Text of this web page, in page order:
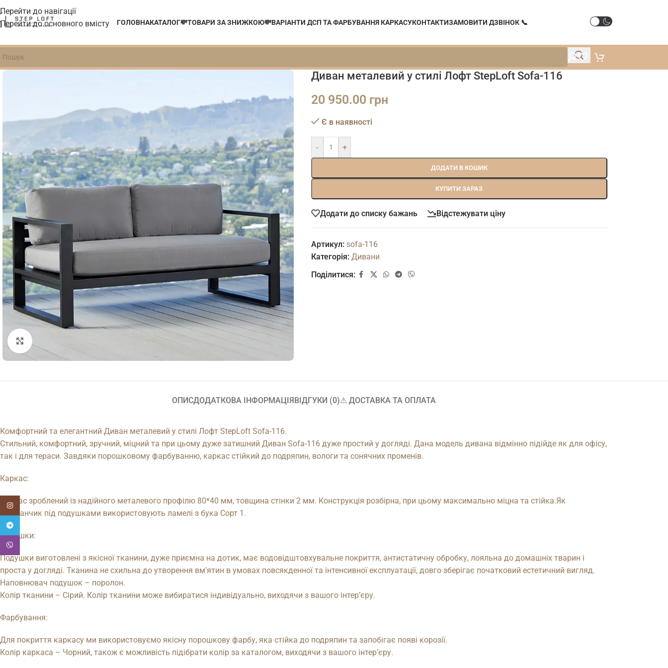
Перейти до навігації
Перейти до основного вмісту
ГОЛОВНАКАТАЛОГ💸ТОВАРИ ЗА ЗНИЖКОЮ💸ВАРІАНТИ ДСП ТА ФАРБУВАННЯ КАРКАСУКОНТАКТИЗАМОВИТИ ДЗВІНОК 📞
Диван металевий у стилі Лофт StepLoft Sofa-116
20 950.00 грн
Є в наявності
- +
ДОДАТИ В КОШИК
КУПИТИ ЗАРАЗ
Додати до списку бажань Відстежувати ціну
Артикул: sofa-116
Категорія: Дивани
Поділитися:
ОПИСДОДАТКОВА ІНФОРМАЦІЯВІДГУКИ (0)⚠︎ ДОСТАВКА ТА ОПЛАТА
Комфортний та елегантний Диван металевий у стилі Лофт StepLoft Sofa-116.
Стильний, комфортний, зручний, міцний та при цьому дуже затишний Диван Sofa-116 дуже простий у догляді. Дана модель дивана відмінно підійде як для офісу,
так і для тераси. Завдяки порошковому фарбуванню, каркас стійкий до подряпин, вологи та сонячних променів.
Каркас:
Каркас зроблений із надійного металевого профілю 80*40 мм, товщина стінки 2 мм. Конструкція розбірна, при цьому максимально міцна та стійка.Як
майданчик під подушками використовують ламелі з бука Сорт 1.
Подушки:
Подушки виготовлені з якісної тканини, дуже приємна на дотик, має водовідштовхувальне покриття, антистатичну обробку, лояльна до домашніх тварин і
проста у догляді. Тканина не схильна до утворення вм’ятин в умовах повсякденної та інтенсивної експлуатації, довго зберігає початковий естетичний вигляд.
Наповнювач подушок – поролон.
Колір тканини – Сірий. Колір тканини може вибиратися індивідуально, виходячи з вашого інтер’єру.
Фарбування:
Для покриття каркасу ми використовуємо якісну порошкову фарбу, яка стійка до подряпин та запобігає появі корозії.
Колір каркаса – Чорний, також є можливість підібрати колір за каталогом, виходячи з вашого інтер’єру.
Instagram